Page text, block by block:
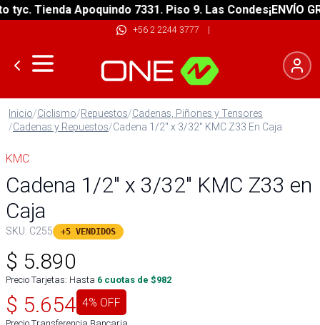
Tienda Apoquindo 7331. Piso 9. Las Condes¡ENVÍO
+56 2 2244 3777 |
Inicio/Ciclismo/Repuestos/Cadenas, Piñones y Tensores
/Cadenas y Repuestos/Cadena 1/2" x 3/32" KMC Z33 En Caja
KMC
Cadena 1/2" x 3/32" KMC Z33 en
Caja
SKU: C255 +5 VENDIDOS
$ 5.890
Precio Tarjetas: Hasta 6 cuotas de $982
$ 5.654 4% OFF